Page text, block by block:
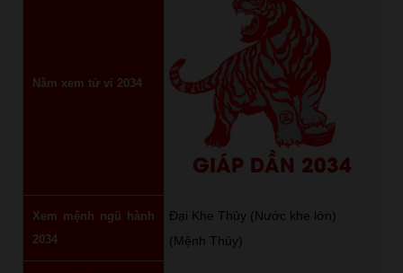
Năm xem tử vi 2034
GIÁP DẦN 2034
Xem mệnh ngũ hành
2034
Đại Khe Thủy (Nước khe lớn)
(Mệnh Thủy)